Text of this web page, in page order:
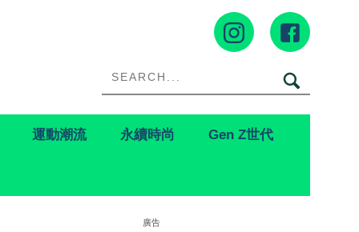
運動潮流 永續時尚 Gen Z世代
廣告